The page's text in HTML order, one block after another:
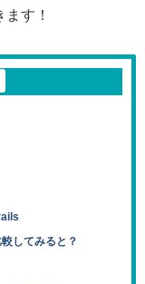
ます！
してみると？